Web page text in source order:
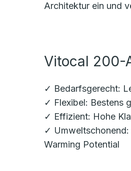
Architektur ein und
Vitocal 200-
✓ Bedarfsgerecht:
✓ Flexibel: Bestens
✓ Effizient: Hohe
✓ Umweltschonend:
Warming Potential